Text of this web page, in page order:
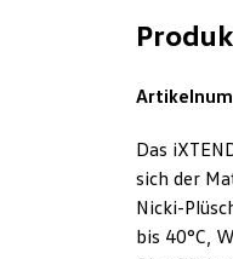
Das
sich der
Nicki-
bis 40°C,